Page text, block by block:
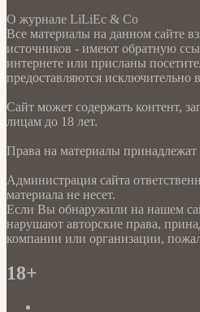
О журнале LiLiEc & Co
Все материалы на данном сайте
источников - имеют обратную
интернете или присланы
предоставляются исключительно
Сайт может содержать контент,
лицам до 18 лет.
Права на материалы принадлежат
Администрация сайта
материала не несет.
Если Вы обнаружили на нашем
нарушают авторские права,
компании или организации,
18+